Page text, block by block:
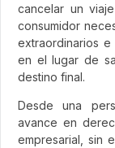
cancelar un
consumidor
extraordinarios
en el lugar de
destino final.
Desde una
avance en
empresarial, sin